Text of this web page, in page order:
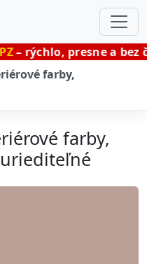
a bez čakania.
farby,
farby,